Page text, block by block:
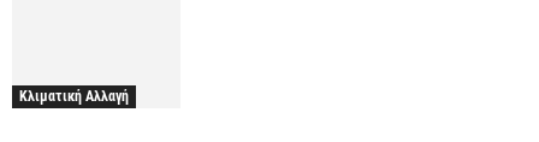
Κλιματική Αλλαγή